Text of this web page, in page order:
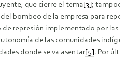
que cierre el tema[3];
bombeo de la empresa para
represión implementado por las
de las comunidades
donde se va asentar[5]. Por